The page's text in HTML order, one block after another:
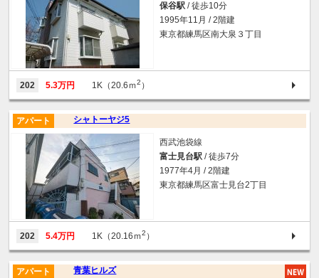
保谷駅 / 徒歩10分
1995年11月 / 2階建
東京都練馬区南大泉３丁目
202 5.3万円 1K（20.6ｍ2 ）
シャトーヤジ5
アパート
西武池袋線
富士見台駅 / 徒歩7分
1977年4月 / 2階建
東京都練馬区富士見台2丁目
202 5.4万円 1K（20.16ｍ2 ）
青葉ヒルズ
アパート